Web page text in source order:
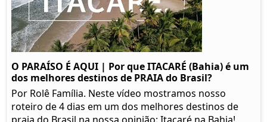
O PARAÍSO É AQUI | Por que ITACARÉ (Bahia) é um
dos melhores destinos de PRAIA do Brasil?
Por Rolê Família. Neste vídeo mostramos nosso
roteiro de 4 dias em um dos melhores destinos de